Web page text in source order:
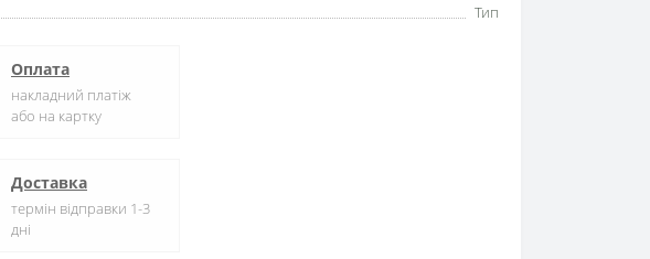
Тип
Оплата
накладний платіж
або на картку
Доставка
термін відправки 1-3
дні